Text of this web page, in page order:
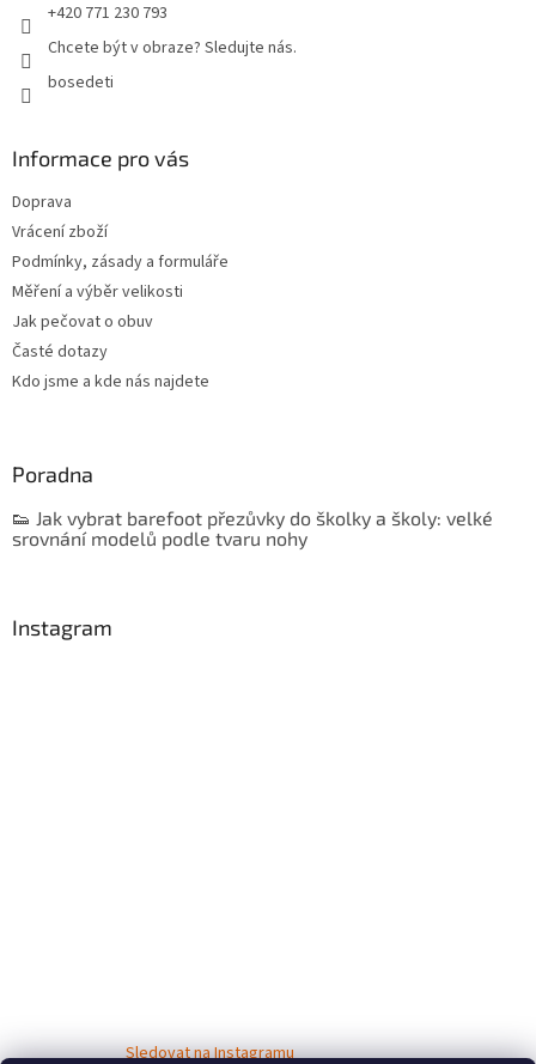
+420 771 230 793
Chcete být v obraze? Sledujte nás.
bosedeti
Informace pro vás
Doprava
Vrácení zboží
Podmínky, zásady a formuláře
Měření a výběr velikosti
Jak pečovat o obuv
Časté dotazy
Kdo jsme a kde nás najdete
Poradna
👟 Jak vybrat barefoot přezůvky do školky a školy: velké
srovnání modelů podle tvaru nohy
Instagram
Sledovat na Instagramu